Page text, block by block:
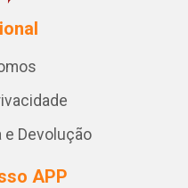
e Devolução
APP